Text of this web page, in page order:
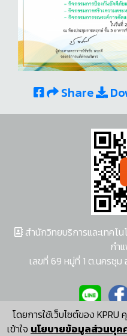
Share
โดยการใช้เว็บไซต์ของ
เข้าใจ นโยบายข้อมูลส่วนบุค
สำนักวิทยบริการและเทคโ
กำ
เลขที่ 69 หมู่ที่ 1 ต.นครชุ
ผู้พัฒนาระบ